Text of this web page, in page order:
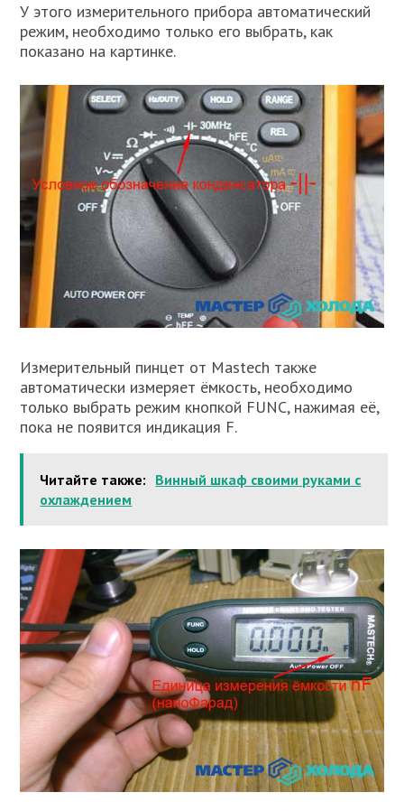
У этого измерительного прибора автоматический
режим, необходимо только его выбрать, как
показано на картинке.
Измерительный пинцет от Mastech также
автоматически измеряет ёмкость, необходимо
только выбрать режим кнопкой FUNC, нажимая её,
пока не появится индикация F.
Читайте также: Винный шкаф своими руками с
охлаждением